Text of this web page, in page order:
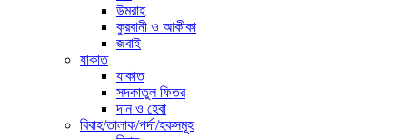
উমরাহ
কুরবানী ও আকীকা
জবাই
যাকাত
যাকাত
সদকাতুল ফিতর
দান ও হেবা
বিবাহ/তালাক/পর্দা/হকসমূহ